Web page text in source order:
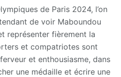
de Paris 2024, l’on
de voir Maboundou
représenter fièrement la
et compatriotes sont
et enthousiasme, dans
une médaille et écrire une